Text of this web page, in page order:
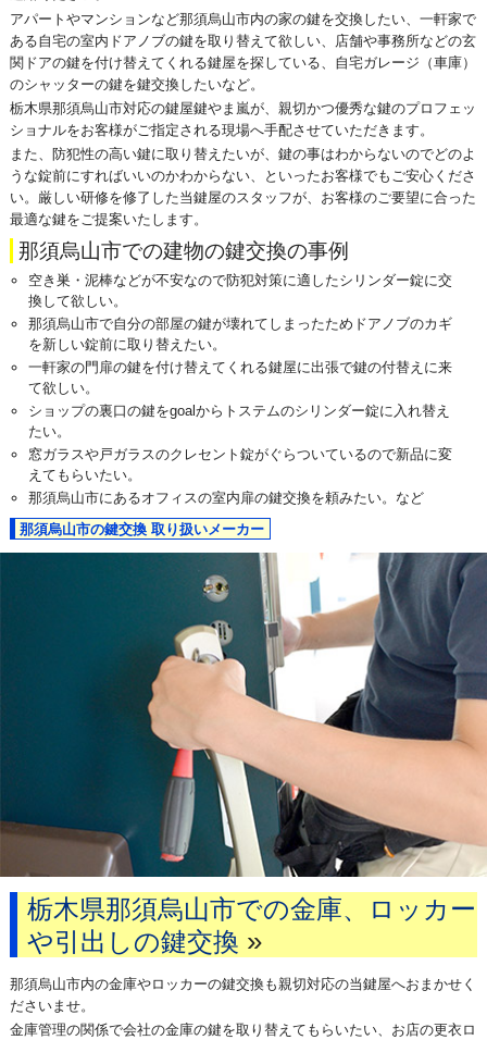
アパートやマンションなど那須烏山市内の家の鍵を交換したい、一軒家で
ある自宅の室内ドアノブの鍵を取り替えて欲しい、店舗や事務所などの玄
関ドアの鍵を付け替えてくれる鍵屋を探している、自宅ガレージ（車庫）
のシャッターの鍵を鍵交換したいなど。
栃木県那須烏山市対応の鍵屋鍵やま嵐が、親切かつ優秀な鍵のプロフェッ
ショナルをお客様がご指定される現場へ手配させていただきます。
また、防犯性の高い鍵に取り替えたいが、鍵の事はわからないのでどのよ
うな錠前にすればいいのかわからない、といったお客様でもご安心くださ
い。厳しい研修を修了した当鍵屋のスタッフが、お客様のご要望に合った
最適な鍵をご提案いたします。
那須烏山市での建物の鍵交換の事例
空き巣・泥棒などが不安なので防犯対策に適したシリンダー錠に交
換して欲しい。
那須烏山市で自分の部屋の鍵が壊れてしまったためドアノブのカギ
を新しい錠前に取り替えたい。
一軒家の門扉の鍵を付け替えてくれる鍵屋に出張で鍵の付替えに来
て欲しい。
ショップの裏口の鍵をgoalからトステムのシリンダー錠に入れ替え
たい。
窓ガラスや戸ガラスのクレセント錠がぐらついているので新品に変
えてもらいたい。
那須烏山市にあるオフィスの室内扉の鍵交換を頼みたい。など
那須烏山市の鍵交換 取り扱いメーカー
栃木県那須烏山市での金庫、ロッカー
や引出しの鍵交換 »
那須烏山市内の金庫やロッカーの鍵交換も親切対応の当鍵屋へおまかせく
ださいませ。
金庫管理の関係で会社の金庫の鍵を取り替えてもらいたい、お店の更衣ロ